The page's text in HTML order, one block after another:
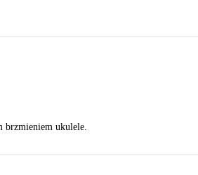
brzmieniem ukulele.